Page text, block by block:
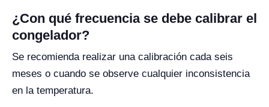
¿Con qué frecuencia se debe calibrar el
congelador?
Se recomienda realizar una calibración cada seis
meses o cuando se observe cualquier inconsistencia
en la temperatura.